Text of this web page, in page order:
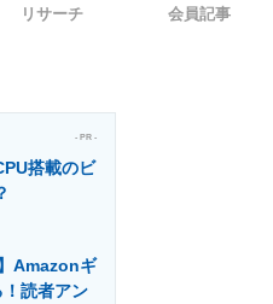
く分かる
リサーチ 会員記事
- PR -
搭載のビ
Amazonギ
読者アン